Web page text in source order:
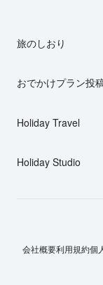
旅のしおり
おでかけプラン投
Holiday Travel
Holiday Studio
会社概要利用規約個